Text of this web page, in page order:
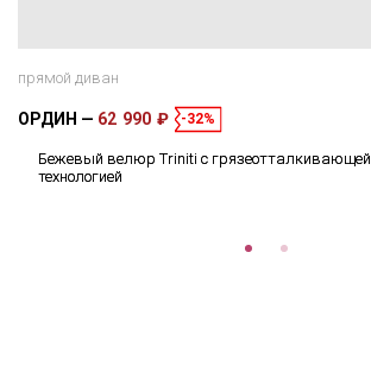
прямой диван
ОРДИН 62 990 ₽ -32%
Бежевый велюр Triniti с грязеотталкивающей
технологией